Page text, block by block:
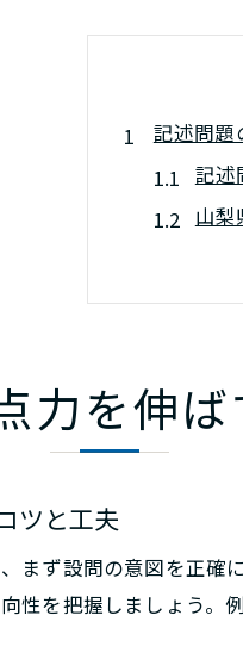
記述問題
記述
山梨
記
公立
減点を
記述
記述
力を伸
ツと工夫
まず設問の意図を正確
性を把握しましょう。